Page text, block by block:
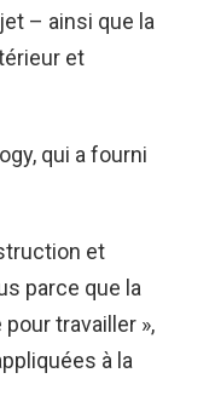
– ainsi que la
et
qui a fourni
et
parce que la
travailler »,
à la